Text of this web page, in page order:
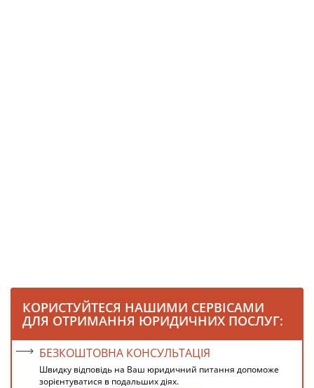
КОРИСТУЙТЕСЯ НАШИМИ СЕРВІСАМИ
ДЛЯ ОТРИМАННЯ ЮРИДИЧНИХ ПОСЛУГ:
БЕЗКОШТОВНА КОНСУЛЬТАЦІЯ
Швидку відповідь на Ваш юридичний питання допоможе
зорієнтуватися в подальших діях.